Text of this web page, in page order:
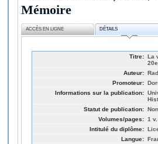
Mémoire
ACCÈS EN LIGNE DÉTAILS
Titre: La
Auteur:
Promoteur:
Informations sur la publication:
Statut de publication:
Volumes/pages: 1 v.
Intitulé du diplôme:
Langue: